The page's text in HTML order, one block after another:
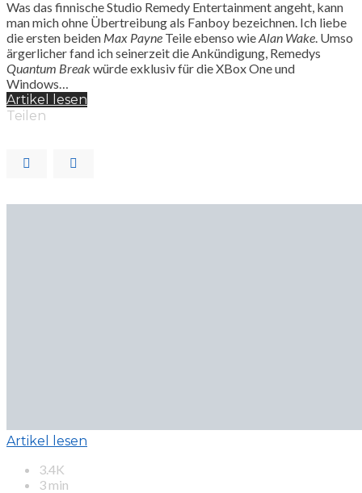
Was das finnische Studio Remedy Entertainment angeht, kann
man mich ohne Übertreibung als Fanboy bezeichnen. Ich liebe
die ersten beiden Max Payne Teile ebenso wieAlan Wake . Umso
ärgerlicher fand ich seinerzeit die Ankündigung, Remedys
Quantum Breakwürde exklusiv für die XBox One und
Windows…
Artikel lesen
Teilen
Artikel lesen
3.4K
3 min